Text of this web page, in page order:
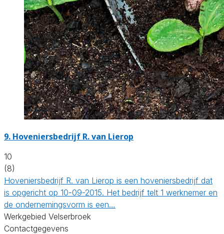
9. Hoveniersbedrijf R. van Lierop
10
(8)
Hoveniersbedrijf R. van Lierop is een hoveniersbedrijf dat
is opgericht op 10-09-2015. Het bedrijf telt 1 werknemer en
de ondernemingsvorm is een…
Werkgebied Velserbroek
Contactgegevens